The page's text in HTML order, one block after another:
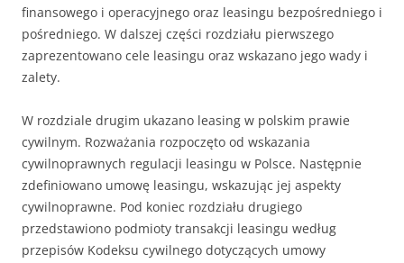
finansowego i operacyjnego oraz leasingu bezpośredniego i
pośredniego. W dalszej części rozdziału pierwszego
zaprezentowano cele leasingu oraz wskazano jego wady i
zalety.
W rozdziale drugim ukazano leasing w polskim prawie
cywilnym. Rozważania rozpoczęto od wskazania
cywilnoprawnych regulacji leasingu w Polsce. Następnie
zdefiniowano umowę leasingu, wskazując jej aspekty
cywilnoprawne. Pod koniec rozdziału drugiego
przedstawiono podmioty transakcji leasingu według
przepisów Kodeksu cywilnego dotyczących umowy